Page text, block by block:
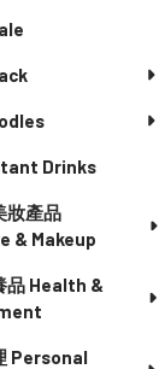
Drinks
妝產品
& Makeup
品 Health &
Personal